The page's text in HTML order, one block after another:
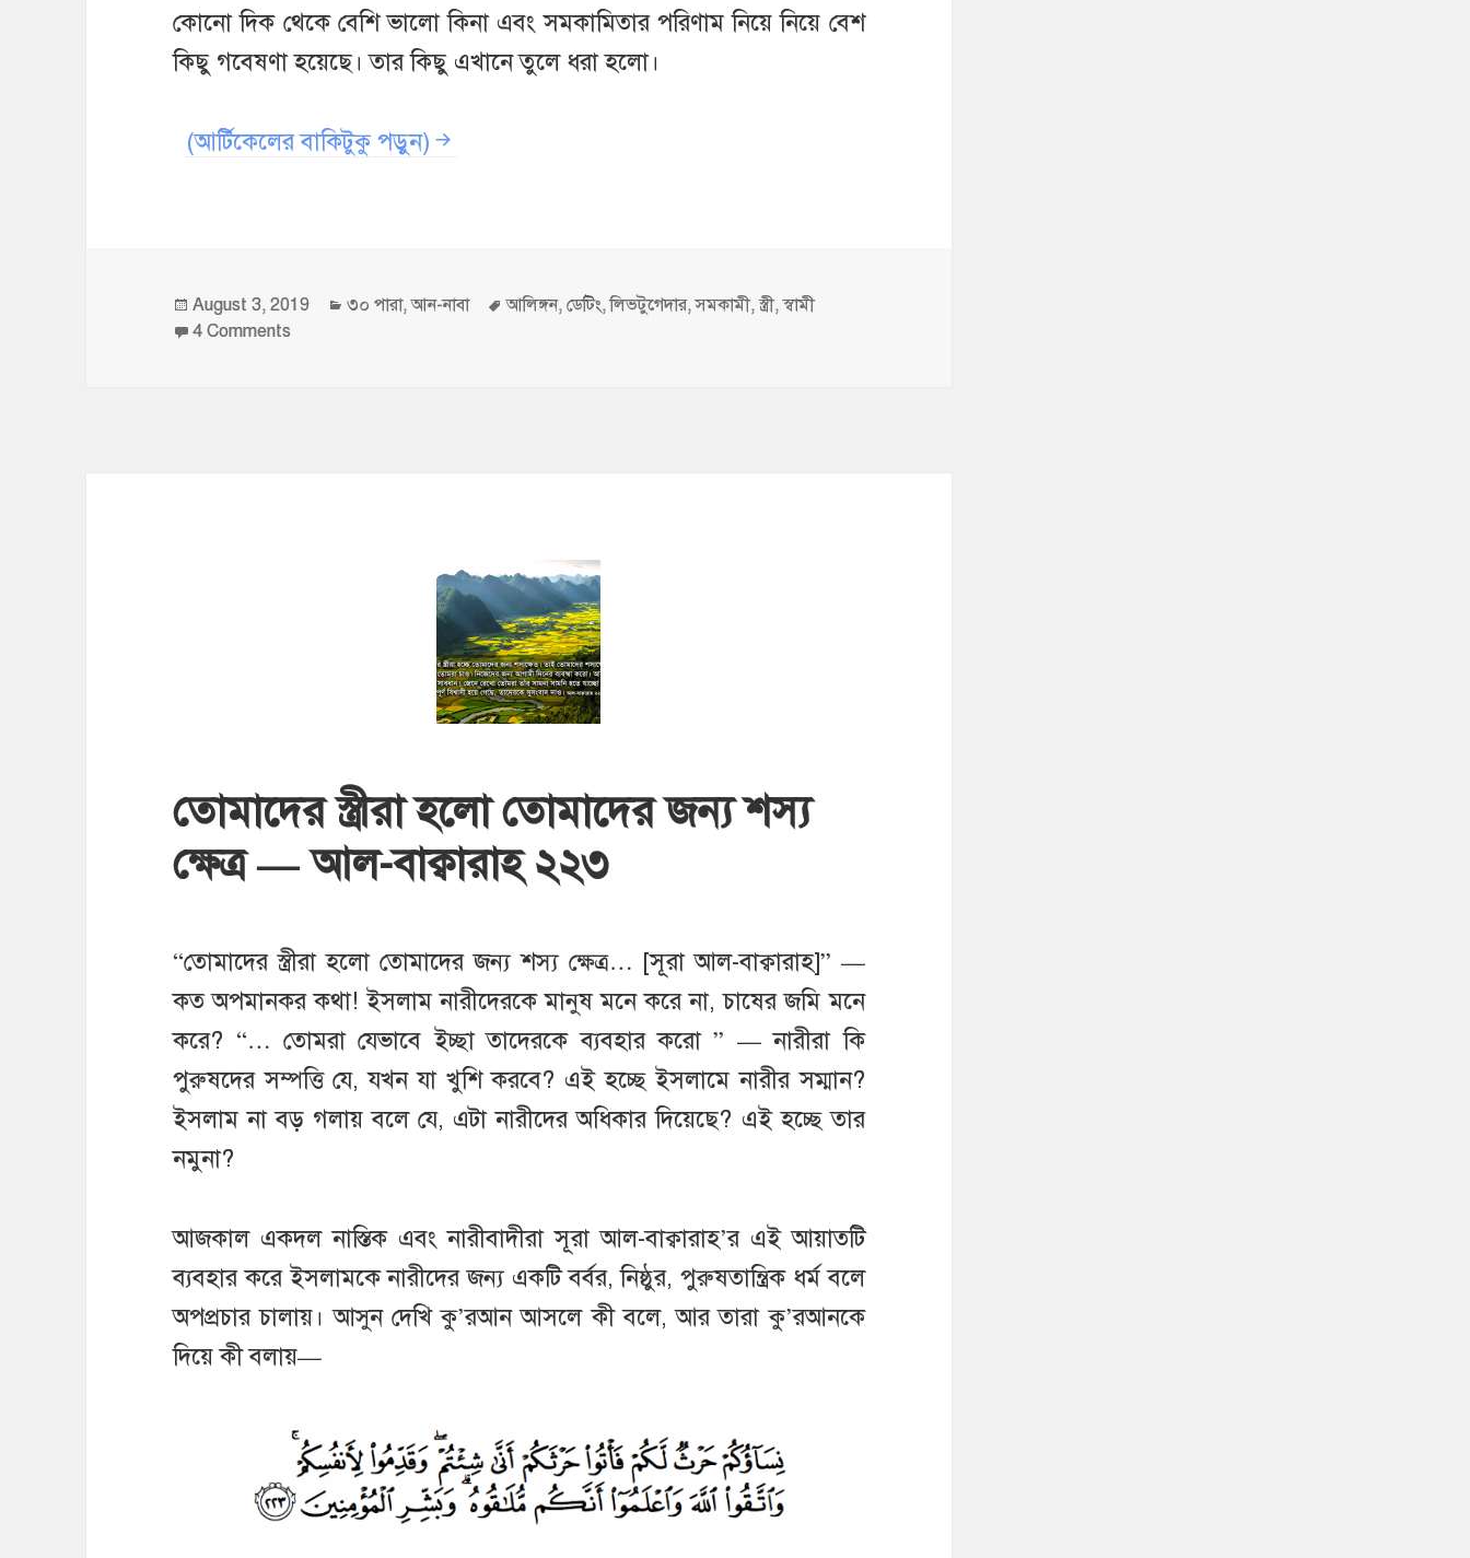
কোনো দিক থেকে বেশি ভালো কিনা এবং সমকামিতার পরিণাম নিয়ে নিয়ে বেশ
কিছু গবেষণা হয়েছে। তার কিছু এখানে তুলে ধরা হলো।
(আর্টিকেলের বাকিটুকু পড়ুন)
Posted
on
August 3, 2019 Categories
৩০ পারা,আন-নাবা Tags
আলিঙ্গন,ডেটিং,লিভটুগেদার,সমকামী,স্ত্রী,স্বামী
4 Commentson আমি কি তোমাদেরকে জোড়ায়-জোড়ায় সৃষ্টি করিনি? — আন-নাবা
তোমাদের স্ত্রীরা হলো তোমাদের জন্য শস্য
ক্ষেত্র — আল-বাক্বারাহ ২২৩
“তোমাদের স্ত্রীরা হলো তোমাদের জন্য শস্য ক্ষেত্র… [সূরা আল-বাক্বারাহ]” —
কত অপমানকর কথা! ইসলাম নারীদেরকে মানুষ মনে করে না, চাষের জমি মনে
করে? “… তোমরা যেভাবে ইচ্ছা তাদেরকে ব্যবহার করো ” — নারীরা কি
পুরুষদের সম্পত্তি যে, যখন যা খুশি করবে? এই হচ্ছে ইসলামে নারীর সম্মান?
ইসলাম না বড় গলায় বলে যে, এটা নারীদের অধিকার দিয়েছে? এই হচ্ছে তার
নমুনা?
আজকাল একদল নাস্তিক এবং নারীবাদীরা সূরা আল-বাক্বারাহ’র এই আয়াতটি
ব্যবহার করে ইসলামকে নারীদের জন্য একটি বর্বর, নিষ্ঠুর, পুরুষতান্ত্রিক ধর্ম বলে
অপপ্রচার চালায়। আসুন দেখি কু’রআন আসলে কী বলে, আর তারা কু’রআনকে
দিয়ে কী বলায়—